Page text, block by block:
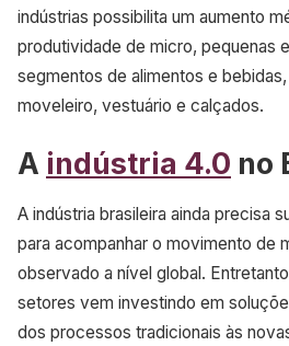
indústrias possibilita um aumento
produtividade de micro, pequenas
segmentos de alimentos e
moveleiro, vestuário e calçados.
A indústria 4.0 no
A indústria brasileira ainda precisa
para acompanhar o movimento de
observado a nível global.
setores vem investindo em
dos processos tradicionais às